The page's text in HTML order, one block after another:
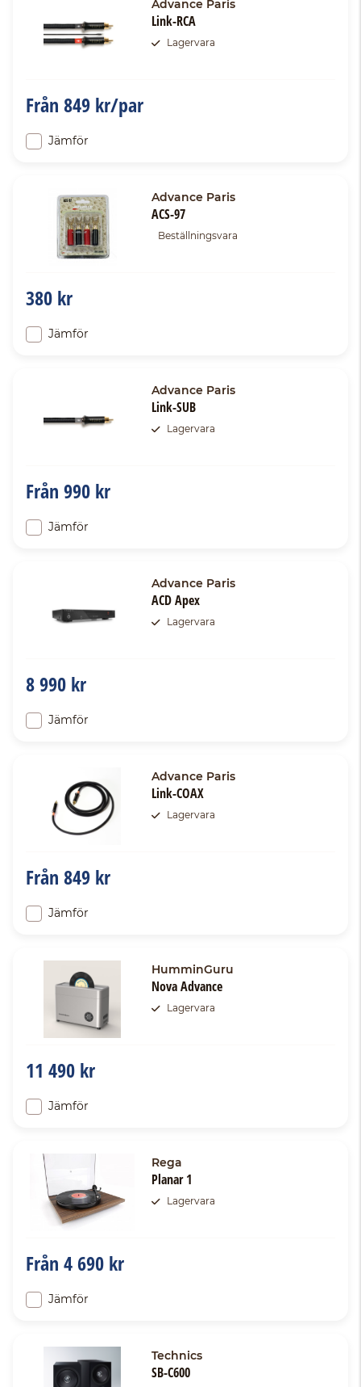
Advance Paris
Link-RCA
Lagervara
Från 849 kr/par
Jämför
Advance Paris
ACS-97
Beställningsvara
380 kr
Jämför
Advance Paris
Link-SUB
Lagervara
Från 990 kr
Jämför
Advance Paris
ACD Apex
Lagervara
8 990 kr
Jämför
Advance Paris
Link-COAX
Lagervara
Från 849 kr
Jämför
HumminGuru
Nova Advance
Lagervara
11 490 kr
Jämför
Rega
Planar 1
Lagervara
Från 4 690 kr
Jämför
Technics
SB-C600